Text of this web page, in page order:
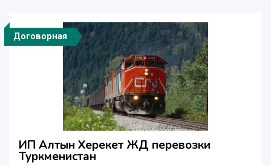
Договорная
ИП Алтын Херекет ЖД перевозки
Туркменистан